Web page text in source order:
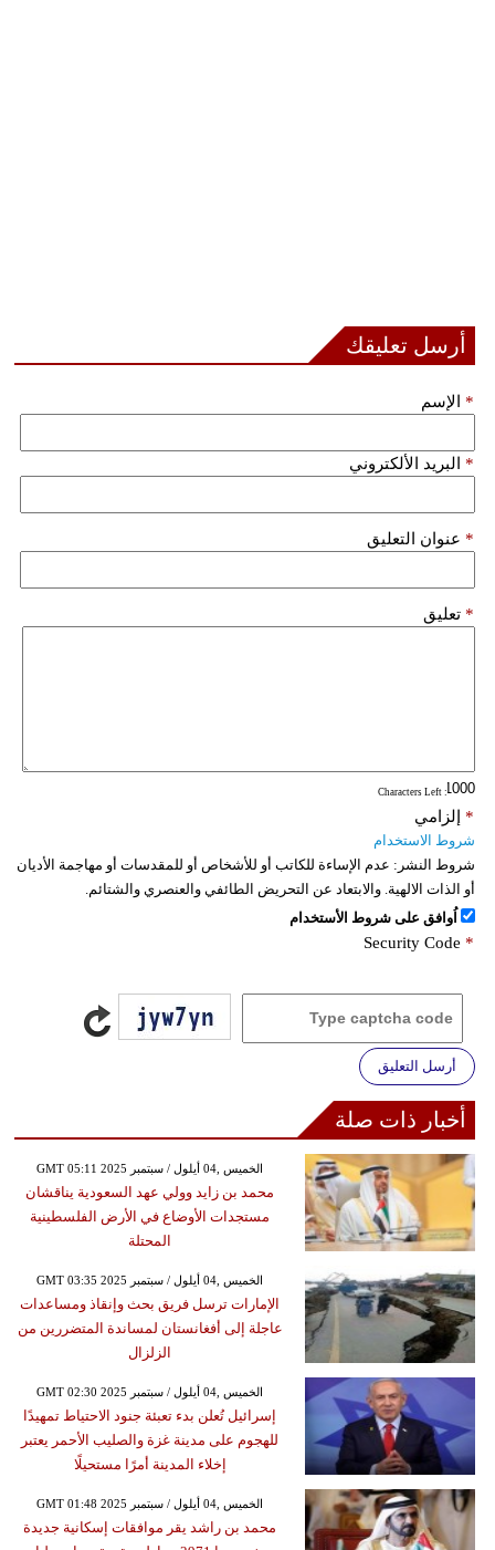
أرسل تعليقك
الإسم *
البريد الألكتروني *
عنوان التعليق *
تعليق *
: Characters Left
إلزامي *
شروط الاستخدام
شروط النشر: عدم الإساءة للكاتب أو للأشخاص أو للمقدسات أو مهاجمة الأديان
أو الذات الالهية. والابتعاد عن التحريض الطائفي والعنصري والشتائم.
اُوافق على شروط الأستخدام
Security Code *
أرسل التعليق
أخبار ذات صلة
GMT 05:11 2025 الخميس ,04 أيلول / سبتمبر
محمد بن زايد وولي عهد السعودية يناقشان
مستجدات الأوضاع في الأرض الفلسطينية
المحتلة
GMT 03:35 2025 الخميس ,04 أيلول / سبتمبر
الإمارات ترسل فريق بحث وإنقاذ ومساعدات
عاجلة إلى أفغانستان لمساندة المتضررين من
الزلزال
GMT 02:30 2025 الخميس ,04 أيلول / سبتمبر
إسرائيل تُعلن بدء تعبئة جنود الاحتياط تمهيدًا
للهجوم على مدينة غزة والصليب الأحمر يعتبر
إخلاء المدينة أمرًا مستحيلًا
GMT 01:48 2025 الخميس ,04 أيلول / سبتمبر
محمد بن راشد يقر موافقات إسكانية جديدة